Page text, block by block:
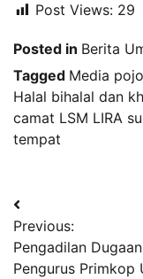
Post Views: 29
Posted in Berita
Tagged Media
Halal bihalal dan
camat LSM LIRA
tempat
Navigasi
pos
Previous:
Pengadilan
Pengurus Primkop